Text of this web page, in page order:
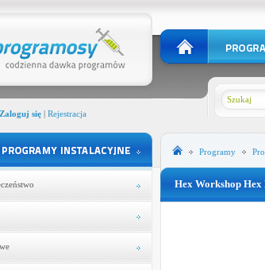
Zaloguj się| Rejestracja
Programy
Hex Workshop